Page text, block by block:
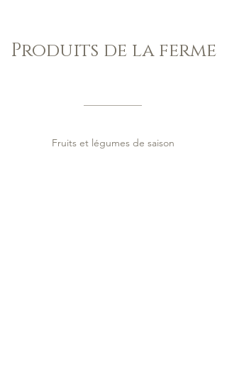
Produits de la ferme
Fruits et légumes de saison